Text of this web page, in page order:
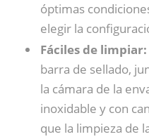
óptimas
elegir la
Fáciles de limpiar:
barra de sellado,
la cámara de la
inoxidable y con
que la limpieza de